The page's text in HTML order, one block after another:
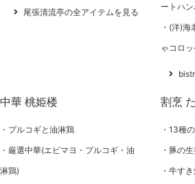
尾張清流亭の全アイテムを見る
ートハ
(洋)海
ゃコロ
中華 桃姫楼
プルコギと油淋鶏
厳選中華(エビマヨ・プルコギ・油
淋鶏)
割烹
13種
豚の
牛す